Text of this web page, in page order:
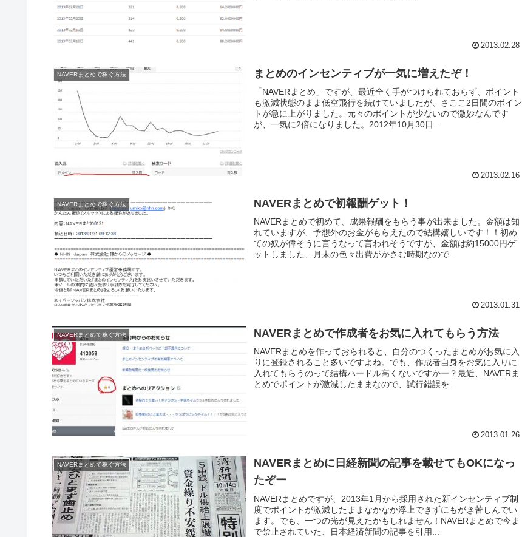
2013.02.28
NAVERまとめで稼ぐ方法 まとめのインセンティブが一気に増えたぞ！
「NAVERまとめ」ですが、最近全く手がつけられておらず、ポイント
も激減状態のまま低空飛行を続けていましたが、さここ2日間のポイン
トが急に上がりました。元々のポイントが少ないので微妙なんです
が、一気に2倍になりました。2012年10月30日...
2013.02.16
NAVERまとめで稼ぐ方法 NAVERまとめで初報酬ゲット！
NAVERまとめで初めて、成果報酬をもらう事が出来ました。金額は知
れていますが、予想外のお金がもらえたので結構嬉しいです！！初め
ての奴が偉そうに言うなって言われそうですが、金額は約15000円ゲ
ットしました、月末の色々出費がかさむ時期なので...
2013.01.31
NAVERまとめで稼ぐ方法 NAVERまとめで作成者をお気に入れてもらう方法
NAVERまとめを作っておられると、自分のつくったまとめがお気に入
りに登録されること多いですよね。でも、作成者自身をお気に入りに
入れてもらうのって結構ハードル高くないですかー？最近、NAVERま
とめでポイントが激減したままなので、試行錯誤を...
2013.01.26
NAVERまとめで稼ぐ方法
NAVERまとめに日経新聞の記事を載せてもOKになっ
たぞー
NAVERまとめですが、2013年1月から採用された新インセンティブ制
度でポイントが激減したままなかなか浮上できずにもがき苦しんでい
ます。でも、一つの光が見えたかもしれません！NAVERまとめで今ま
で禁止されていた、日本経済新聞の記事を引用...